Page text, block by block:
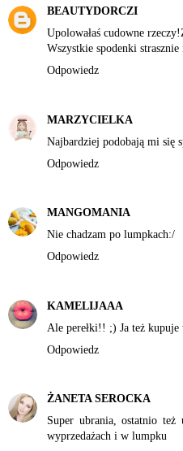
BEAUTYDORCZI
Upolowałaś cudowne
Wszystkie spodenki
Odpowiedz
MARZYCIELKA
Najbardziej podobają mi się
Odpowiedz
MANGOMANIA
Nie chadzam po lumpkach:/
Odpowiedz
KAMELIJAAA
Ale perełki!! ;) Ja też kupuje
Odpowiedz
ŻANETA SEROCKA
Super ubrania, ostatnio
wyprzedażach i w lumpku